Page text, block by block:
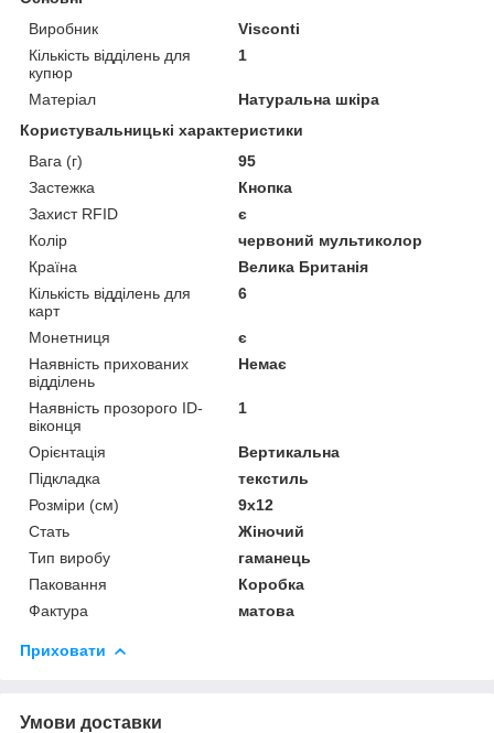
Виробник
Visconti
Кількість відділень для
купюр
1
Матеріал
Натуральна шкіра
Користувальницькі характеристики
Вага (г)
95
Застежка
Кнопка
Захист RFID
є
Колір
червоний мультиколор
Країна
Велика Британія
Кількість відділень для
карт
6
Монетниця
є
Наявність прихованих
відділень
Немає
Наявність прозорого ID-
віконця
1
Орієнтація
Вертикальна
Підкладка
текстиль
Розміри (см)
9х12
Стать
Жіночий
Тип виробу
гаманець
Паковання
Коробка
Фактура
матова
Приховати
Умови доставки